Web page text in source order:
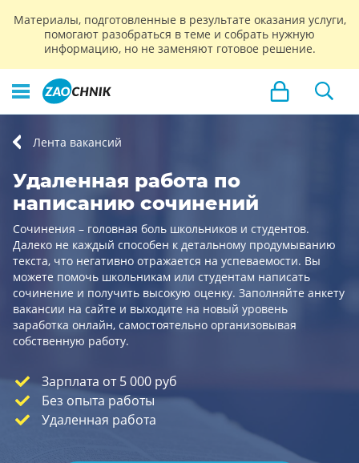
Материалы, подготовленные в результате оказания услуги,
помогают разобраться в теме и собрать нужную
информацию, но не заменяют готовое решение.
Лента вакансий
Удаленная работа по
написанию сочинений
Сочинения – головная боль школьников и студентов.
Далеко не каждый способен к детальному продумыванию
текста, что негативно отражается на успеваемости. Вы
можете помочь школьникам или студентам написать
сочинение и получить высокую оценку. Заполняйте анкету
вакансии на сайте и выходите на новый уровень
заработка онлайн, самостоятельно организовывая
собственную работу.
Зарплата от 5 000 руб
Без опыта работы
Удаленная работа